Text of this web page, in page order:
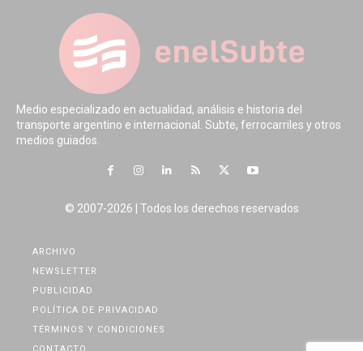
Medio especializado en actualidad, análisis e historia del
transporte argentino e internacional. Subte, ferrocarriles y otros
medios guiados.
© 2007-2026 | Todos los derechos reservados
ARCHIVO
NEWSLETTER
PUBLICIDAD
POLÍTICA DE PRIVACIDAD
TÉRMINOS Y CONDICIONES